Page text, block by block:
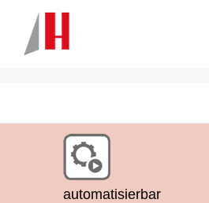
SYMBOLLISTE
automatisierbar